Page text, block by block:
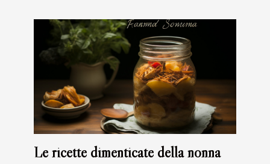
Le ricette dimenticate della nonna